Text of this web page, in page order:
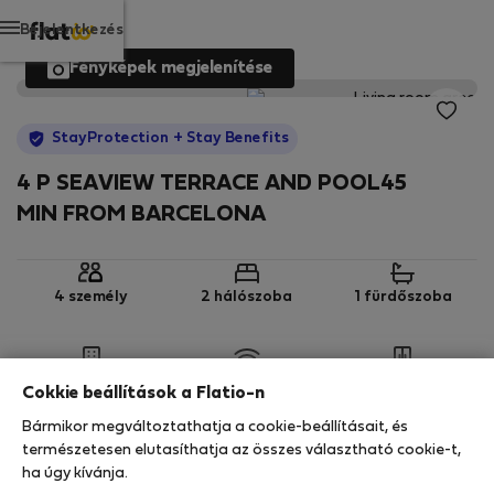
Bejelentkezés
Fényképek megjelenítése
StayProtection + Stay Benefits
4 P SEAVIEW TERRACE AND POOL45
MIN FROM BARCELONA
4 személy 2 hálószoba 1 fürdőszoba
StayProtection Stay Benefits
Az Ön tartózkodását ebben az ingatlanban a
Cokkie beállítások a Flatio-n
Bármikor megváltoztathatja a cookie-beállításait, és
természetesen elutasíthatja az összes választható cookie-t,
ha úgy kívánja.